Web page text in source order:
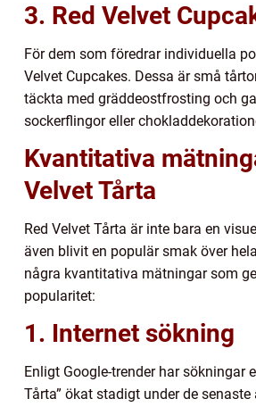
3. Red Velvet
För dem som föredrar individuella
Velvet Cupcakes. Dessa är små
täckta med gräddeostfrosting och
sockerflingor eller
Kvantitativa
Velvet Tårta
Red Velvet Tårta är inte bara en
även blivit en populär smak över
några kvantitativa mätningar som
popularitet:
1. Internet sökning
Enligt Google-trender har sökningar
Tårta” ökat stadigt under de